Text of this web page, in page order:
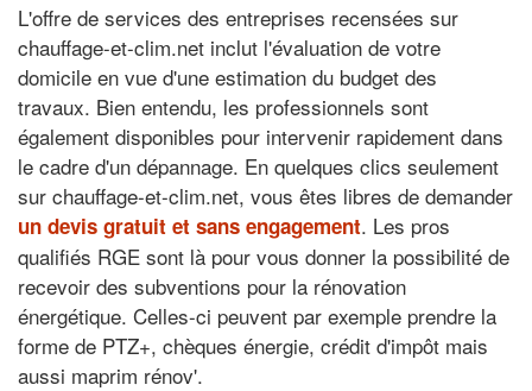
L'offre de services des entreprises recensées sur
chauffage-et-clim.net inclut l'évaluation de votre
domicile en vue d'une estimation du budget des
travaux. Bien entendu, les professionnels sont
également disponibles pour intervenir rapidement dans
le cadre d'un dépannage. En quelques clics seulement
sur chauffage-et-clim.net, vous êtes libres de demander
un devis gratuit et sans engagement. Les pros
qualifiés RGE sont là pour vous donner la possibilité de
recevoir des subventions pour la rénovation
énergétique. Celles-ci peuvent par exemple prendre la
forme de PTZ+, chèques énergie, crédit d'impôt mais
aussi maprim rénov'.